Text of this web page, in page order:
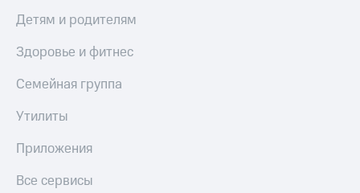
Детям и родителям
Здоровье и фитнес
Семейная группа
Утилиты
Приложения
Все сервисы